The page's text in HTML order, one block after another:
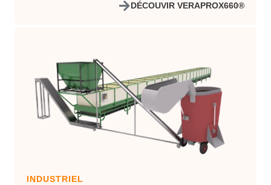
DÉCOUVIR VERAPROX660®
INDUSTRIEL